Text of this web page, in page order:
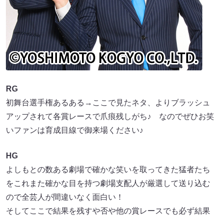
RG
初舞台選手権あるある→ここで見たネタ、よりブラッシュ
アップされて各賞レースで爪痕残しがち♪ なのでぜひお笑
いファンは育成目線で御来場ください♪
HG
よしもとの数ある劇場で確かな笑いを取ってきた猛者たち
をこれまた確かな目を持つ劇場支配人が厳選して送り込む
ので全芸人が間違いなく面白い！
そしてここで結果を残すや否や他の賞レースでも必ず結果